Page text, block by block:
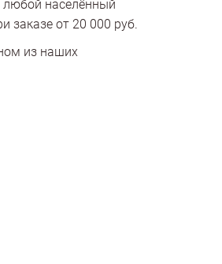
любой населённый
заказе от 20 000 руб.
из наших